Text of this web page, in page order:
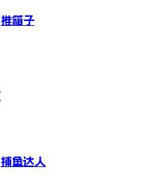
推箱子
捕鱼达人